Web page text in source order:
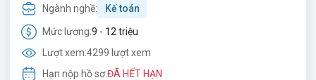
Ngành nghề: Kế toán
Mức lương:9 - 12 triệu
Lượt xem:4299 lượt xem
Hạn nộp hồ sơ:ĐÃ HẾT HẠN